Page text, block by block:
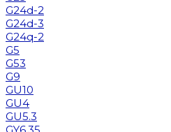
G24d-2
G24d-3
G24q-2
G5
G53
G9
GU10
GU4
GU5.3